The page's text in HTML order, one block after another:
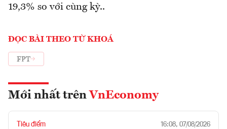
19,3% so với cùng kỳ..
ĐỌC BÀI THEO TỪ KHOÁ
FPT
Mới nhất trên VnEconomy
Tiêu điểm 16:08, 07/08/2026